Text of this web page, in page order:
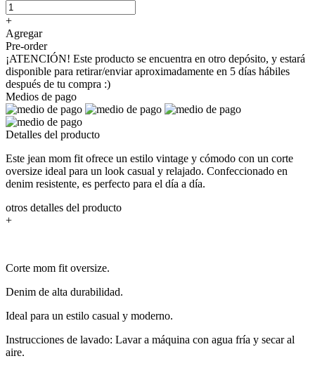
+
Agregar
Pre-order
¡ATENCIÓN! Este producto se encuentra en otro depósito, y estará
disponible para retirar/enviar aproximadamente en 5 días hábiles
después de tu compra :)
Medios de pago
Detalles del producto
Este jean mom fit ofrece un estilo vintage y cómodo con un corte
oversize ideal para un look casual y relajado. Confeccionado en
denim resistente, es perfecto para el día a día.
otros detalles del producto
+
Corte mom fit oversize.
Denim de alta durabilidad.
Ideal para un estilo casual y moderno.
Instrucciones de lavado: Lavar a máquina con agua fría y secar al
aire.